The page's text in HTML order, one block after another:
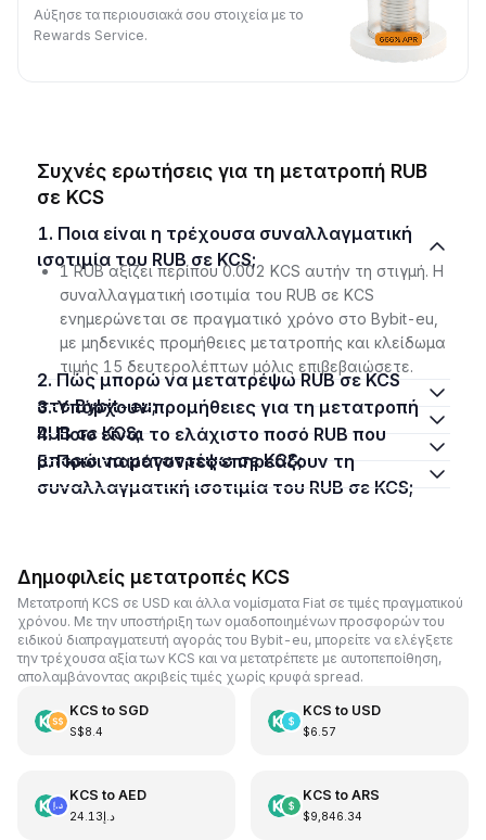
Αύξησε τα περιουσιακά σου στοιχεία με το
Rewards Service.
Συχνές ερωτήσεις για τη μετατροπή RUB
σε KCS
1. Ποια είναι η τρέχουσα συναλλαγματική
ισοτιμία του RUB σε KCS;
1 RUB αξίζει περίπου 0.002 KCS αυτήν τη στιγμή. Η
συναλλαγματική ισοτιμία του RUB σε KCS
ενημερώνεται σε πραγματικό χρόνο στο Bybit-eu,
με μηδενικές προμήθειες μετατροπής και κλείδωμα
τιμής 15 δευτερολέπτων μόλις επιβεβαιώσετε.
2. Πώς μπορώ να μετατρέψω RUB σε KCS
στο Bybit-eu;
3. Υπάρχουν προμήθειες για τη μετατροπή
RUB σε KCS;
4. Ποιο είναι το ελάχιστο ποσό RUB που
μπορώ να μετατρέψω σε KCS;
5. Ποιοι παράγοντες επηρεάζουν τη
συναλλαγματική ισοτιμία του RUB σε KCS;
Δημοφιλείς μετατροπές KCS
Μετατροπή KCS σε USD και άλλα νομίσματα Fiat σε τιμές πραγματικού
χρόνου. Με την υποστήριξη των ομαδοποιημένων προσφορών του
ειδικού διαπραγματευτή αγοράς του Bybit-eu, μπορείτε να ελέγξετε
την τρέχουσα αξία των KCS και να μετατρέπετε με αυτοπεποίθηση,
απολαμβάνοντας ακριβείς τιμές χωρίς κρυφά spread.
KCS to SGD
S$8.4
KCS to USD
$6.57
KCS to AED
د.إ24.13
KCS to ARS
$9,846.34